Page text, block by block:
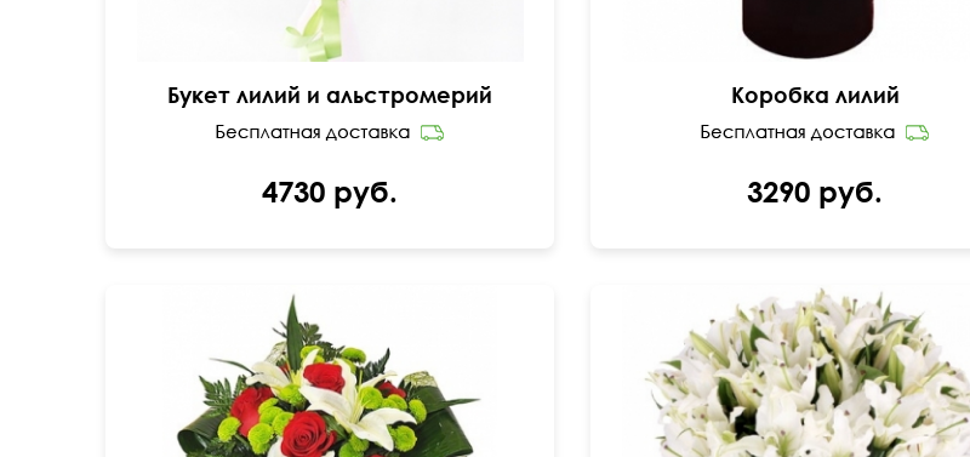
Букет лилий и альстромерий
4730 руб.
Коробка лилий
3290 руб.